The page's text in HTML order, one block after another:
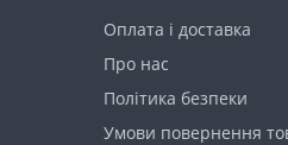
Оплата і доставка
Про нас
Політика безпеки
Умови повернення